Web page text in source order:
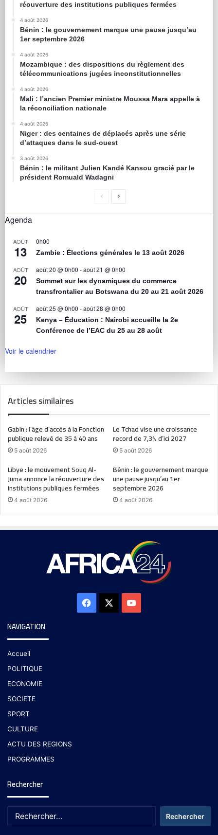
réouverture des institutions publiques fermées
4 août 2026
Bénin : le gouvernement marque une pause jusqu’au
1er septembre 2026
4 août 2026
Mozambique : des dispositions du règlement des
télécommunications jugées inconstitutionnelles
4 août 2026
Mali : l’ancien Premier ministre Moussa Mara appelle à
la réconciliation nationale
4 août 2026
Niger : des centaines de déplacés après une série
d’attaques dans le sud-ouest
3 août 2026
Bénin : le militant Julien Kandé Kansou gracié par le
président Romuald Wadagni
Agenda
AOÛT
13
0h00
Zambie : Élections générales le 13 août 2026
AOÛT
20
août 20 @ 0h00 -août 21 @ 0h00
Sommet sur les dynamiques du commerce
transfrontalier au Botswana du 20 au 21 août 2026
AOÛT
25
août 25 @ 0h00 -août 28 @ 0h00
Kenya – Éducation : Nairobi accueille la 2e
Conférence de l’EAC du 25 au 28 août
Voir le calendrier
Articles similaires
Gabin : l’âge d’accès à la Fonction
publique relevé de 35 à 40 ans
5 août 2026
Le Tchad vise une croissance
record de 7,3% d’ici 2027
5 août 2026
Libye : le mouvement Souq Al-
Juma annonce la réouverture des
institutions publiques fermées
4 août 2026
Bénin : le gouvernement marque
une pause jusqu’au 1er
septembre 2026
4 août 2026
NAVIGATION
Accueil
POLITIQUE
ECONOMIE
SOCIETE
SPORT
CULTURE
ACTU DES REGIONS
PROGRAMMES
Rechercher